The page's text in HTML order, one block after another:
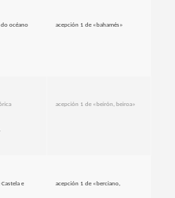
océano acepción 1 de «bahamés»
acepción 1 de «beirón, beiroa»
e acepción 1 de «berciano,